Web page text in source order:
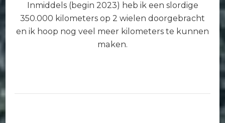
Inmiddels (begin 2023) heb ik een slordige
350.000 kilometers op 2 wielen doorgebracht
en ik hoop nog veel meer kilometers te kunnen
maken.